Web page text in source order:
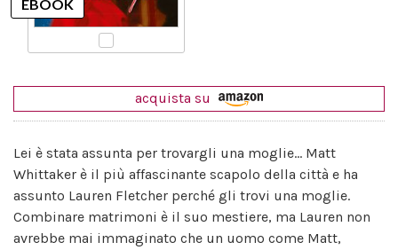
acquista su
Lei è stata assunta per trovargli una moglie... Matt
Whittaker è il più affascinante scapolo della città e ha
assunto Lauren Fletcher perché gli trovi una moglie.
Combinare matrimoni è il suo mestiere, ma Lauren non
avrebbe mai immaginato che un uomo come Matt,